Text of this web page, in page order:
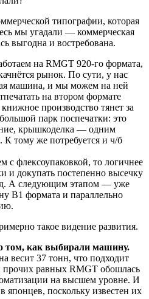
типографии, которая
мы угадали — коммерческая
выгодна и востребована.
на RMGT 920-го формата,
рынок. По сути, у нас
машина, и мы можем на ней
на втором формате
производство тянет за
парк поспечатки: это
крышкоделка — одним
тому же потребуется и ч/б
с флексоупаковкой, то логичнее
и докупать постепенно высечку
А следующим этапом — уже
B1 формата и параллельно
такое видение развития.
том, как выбирали машину.
весит 37 тонн, что подходит
равных RMGT обошлась
на высшем уровне. И
японцев, поскольку известен их